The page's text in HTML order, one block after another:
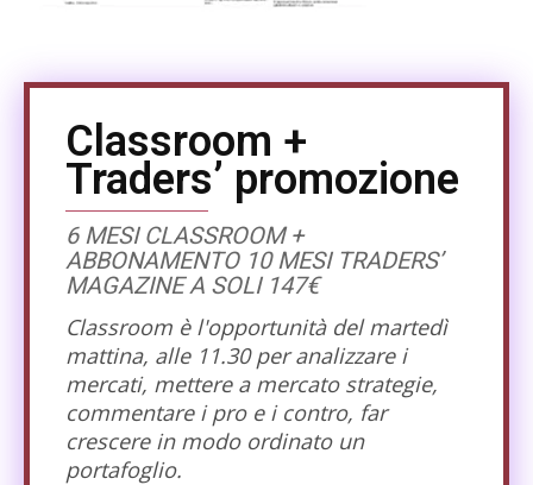
Classroom +
Traders’ promozione
6 MESI CLASSROOM +
ABBONAMENTO 10 MESI TRADERS’
MAGAZINE A SOLI 147€
Classroom è l'opportunità del martedì
mattina, alle 11.30 per analizzare i
mercati, mettere a mercato strategie,
commentare i pro e i contro, far
crescere in modo ordinato un
portafoglio.